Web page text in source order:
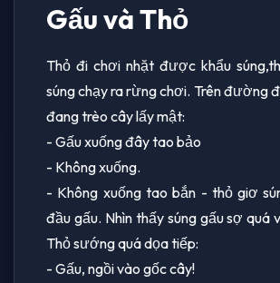
Gấu và Thỏ
Thỏ đi chơi nhặt được khẩu
súng chạy ra rừng chơi. Trên đường
đang trèo cây lấy mật:
- Gấu xuống đây tao bảo
- Không xuống.
- Không xuống tao bắn - thỏ giơ
đầu gấu. Nhìn thấy súng gấu sợ quá
Thỏ sướng quá dọa tiếp:
- Gấu, ngồi vào gốc cây!